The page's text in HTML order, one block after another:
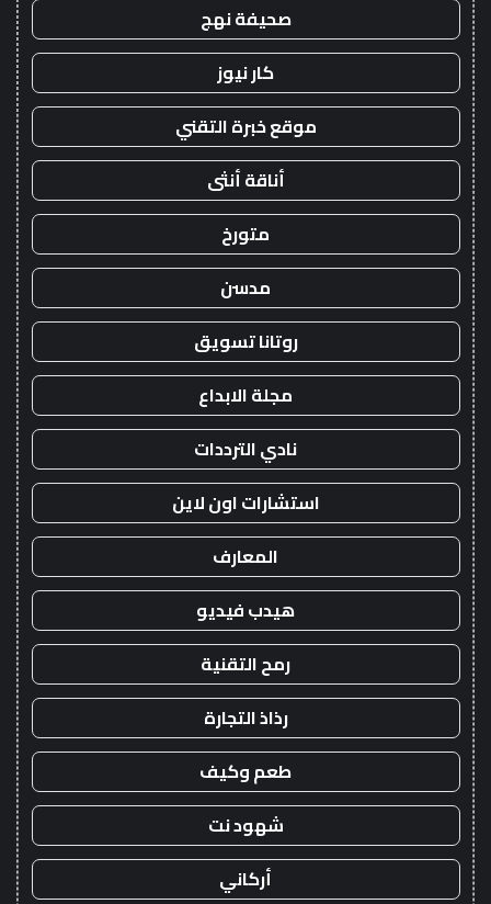
صحيفة نهج
كار نيوز
موقع خبرة التقني
أناقة أنثى
متورخ
مدسن
روتانا تسويق
مجلة الابداع
نادي الترددات
استشارات اون لاين
المعارف
هيدب فيديو
رمح التقنية
رذاذ التجارة
طعم وكيف
شهود نت
أركاني